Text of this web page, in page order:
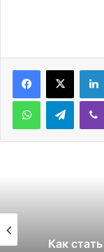
WhatsApp
Как